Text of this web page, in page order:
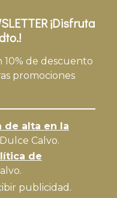
¡Disfruta
de descuento
promociones
de alta en la
Calvo.
de
publicidad.